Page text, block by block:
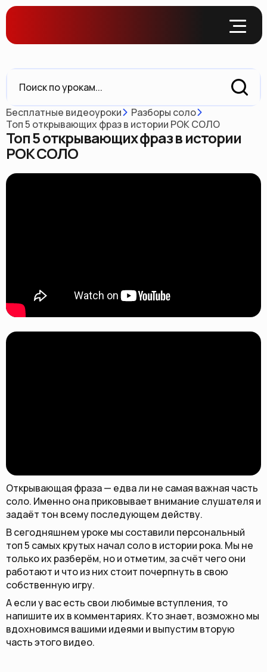
Бесплатные видеоуроки
Разборы соло
Топ 5 открывающих фраз в истории РОК СОЛО
Топ 5 открывающих фраз в истории
РОК СОЛО
Открывающая фраза — едва ли не самая важная часть
соло. Именно она приковывает внимание слушателя и
задаёт тон всему последующем действу.
В сегодняшнем уроке мы составили персональный
топ 5 самых крутых начал соло в истории рока. Мы не
только их разберём, но и отметим, за счёт чего они
работают и что из них стоит почерпнуть в свою
собственную игру.
А если у вас есть свои любимые вступления, то
напишите их в комментариях. Кто знает, возможно мы
вдохновимся вашими идеями и выпустим вторую
часть этого видео.